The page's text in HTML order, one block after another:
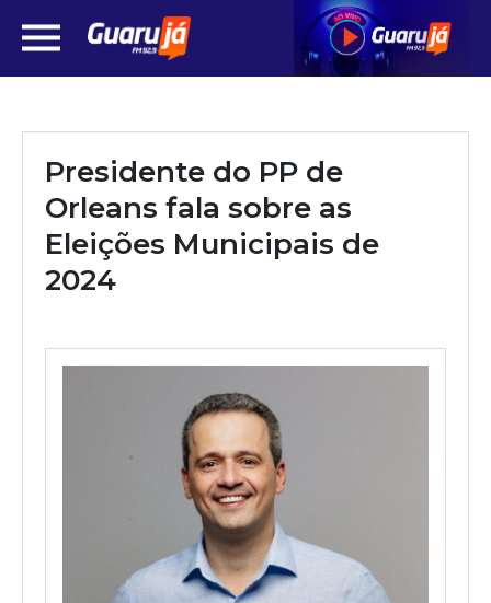
Presidente do PP de
Orleans fala sobre as
Eleições Municipais de
2024